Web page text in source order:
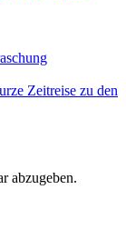
Zeitreise zu den
abzugeben.